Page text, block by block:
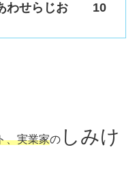
わせらじお 10
、実業家の しみけ